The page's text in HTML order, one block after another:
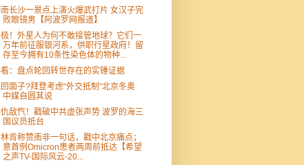
长沙一景点上演火爆武打片 女汉子完
败眼镜男【阿波罗网报道】
！外星人为何不敢接管地球？它们一
万年前征服银河系，供职行星政府！留
存至今拥有10条性染色体的物种...
：盘点轮回转世存在的实锤证据
面子?拜登考虑“外交抵制”北京冬奥
中媒自圆其说
仇敌忾！戳破中共虚张声势 波罗的海三
国议员抵台
肯称赞南非一句话，戳中北京痛点；
意首例Omicron患者两周前抵达【希望
之声TV-国际风云-20...